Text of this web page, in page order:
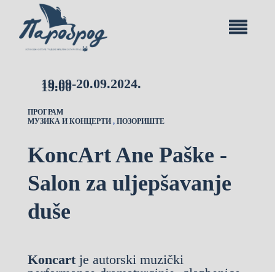
19.09-20.09.2024.
19.00
ПРОГРАМ
МУЗИКА И КОНЦЕРТИ, ПОЗОРИШТЕ
KoncArt Ane Paške -
Salon za uljepšavanje
duše
Koncartje autorski muzički